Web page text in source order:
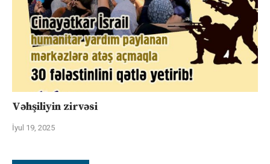
Vəhşiliyin zirvəsi
İyul 19, 2025